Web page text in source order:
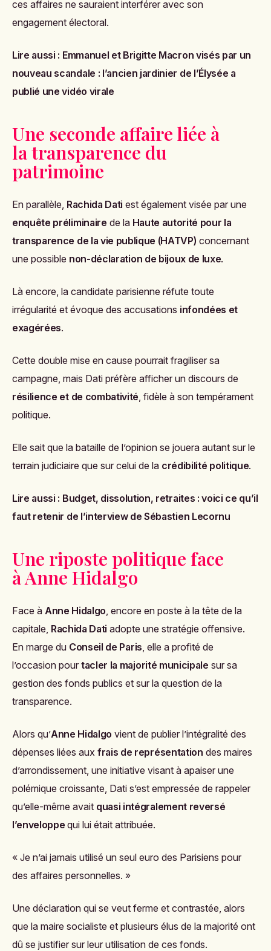
ces affaires ne sauraient interférer avec son
engagement électoral.
Lire aussi : Emmanuel et Brigitte Macron visés par un
nouveau scandale : l’ancien jardinier de l’Élysée a
publié une vidéo virale
Une seconde affaire liée à
la transparence du
patrimoine
En parallèle, Rachida Dati est également visée par une
enquête préliminaire de la Haute autorité pour la
transparence de la vie publique (HATVP) concernant
une possible non-déclaration de bijoux de luxe.
Là encore, la candidate parisienne réfute toute
irrégularité et évoque des accusations infondées et
exagérées.
Cette double mise en cause pourrait fragiliser sa
campagne, mais Dati préfère afficher un discours de
résilience et de combativité, fidèle à son tempérament
politique.
Elle sait que la bataille de l’opinion se jouera autant sur le
terrain judiciaire que sur celui de la crédibilité politique.
Lire aussi : Budget, dissolution, retraites : voici ce qu’il
faut retenir de l’interview de Sébastien Lecornu
Une riposte politique face
à Anne Hidalgo
Face à Anne Hidalgo, encore en poste à la tête de la
capitale, Rachida Dati adopte une stratégie offensive.
En marge du Conseil de Paris, elle a profité de
l’occasion pour tacler la majorité municipale sur sa
gestion des fonds publics et sur la question de la
transparence.
Alors qu’Anne Hidalgo vient de publier l’intégralité des
dépenses liées aux frais de représentation des maires
d’arrondissement, une initiative visant à apaiser une
polémique croissante, Dati s’est empressée de rappeler
qu’elle-même avait quasi intégralement reversé
l’enveloppe qui lui était attribuée.
« Je n’ai jamais utilisé un seul euro des Parisiens pour
des affaires personnelles. »
Une déclaration qui se veut ferme et contrastée, alors
que la maire socialiste et plusieurs élus de la majorité ont
dû se justifier sur leur utilisation de ces fonds.